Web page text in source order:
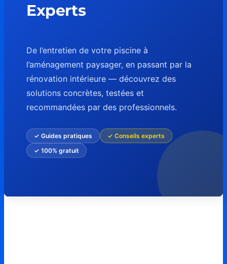
Experts
De l’entretien de votre piscine à
l’aménagement paysager, en passant par la
rénovation intérieure — découvrez des
solutions concrètes, testées et
recommandées par des professionnels.
✓ Guides pratiques
✓ Conseils experts
✓ 100% gratuit